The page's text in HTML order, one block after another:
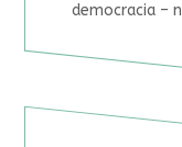
democracia –